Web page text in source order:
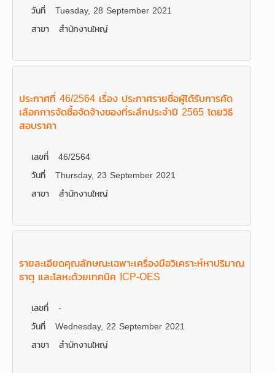
วันที่
Tuesday, 28 September 2021
สาขา
สำนักงานใหญ่
ประกาศที่ 46/2564 เรื่อง ประกาศรายชื่อผู้ได้รับการคัด
เลือกการจัดซื้อจัดจ้างของที่ระลึกประจำปี 2565 โดยวิธี
สอบราคา
เลขที่
46/2564
วันที่
Thursday, 23 September 2021
สาขา
สำนักงานใหญ่
รายละเอียดคุณลักษณะเฉพาะเครื่องมือวิเคราะห์หาปริมาณ
ธาตุ และโลหะด้วยเทคนิค ICP-OES
เลขที่
-
วันที่
Wednesday, 22 September 2021
สาขา
สำนักงานใหญ่